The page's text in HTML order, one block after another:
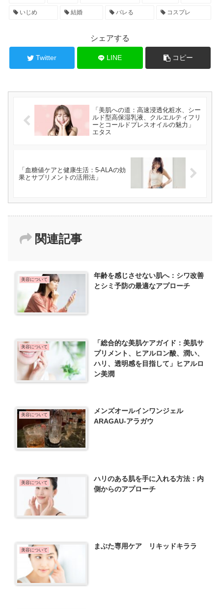
いじめ 結婚 バレる コスプレ
シェアする
Twitter LINE コピー
「美肌への道：高速浸透化粧水、シー
ルド型高保湿乳液、クルエルティフリ
ーとコールドプレスオイルの魅力」
エタス
「血糖値ケアと健康生活：5-ALAの効
果とサプリメントの活用法」
関連記事
美容について
年齢を感じさせない肌へ：シワ改善
とシミ予防の最適なアプローチ
美容について
「総合的な美肌ケアガイド：美肌サ
プリメント、ヒアルロン酸、潤い、
ハリ、透明感を目指して」ヒアルロ
ン美潤
美容について
メンズオールインワンジェル
ARAGAU-アラガウ
美容について
ハリのある肌を手に入れる方法：内
側からのアプローチ
美容について まぶた専用ケア リキッドキララ